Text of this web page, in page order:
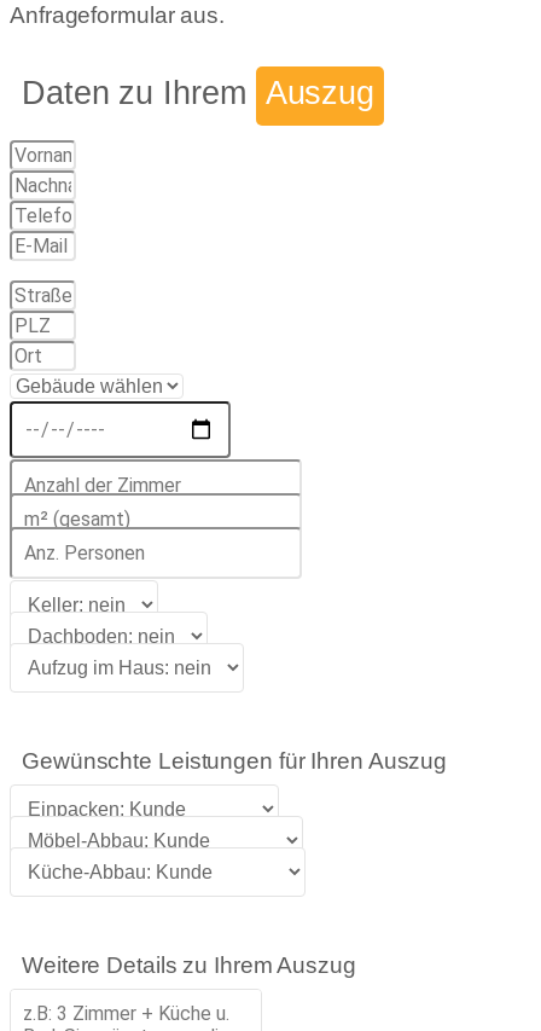
Anfrageformular aus.
Daten zu Ihrem Auszug
Gewünschte Leistungen für Ihren Auszug
Weitere Details zu Ihrem Auszug